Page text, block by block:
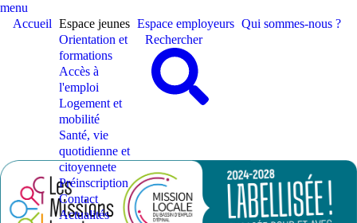
menu
Accueil Espace jeunes
Orientation et
formations
Accès à
l'emploi
Logement et
mobilité
Santé, vie
quotidienne et
citoyennete
Préinscription
Contact
Actualités
Espace employeurs Qui sommes-nous ?
Rechercher